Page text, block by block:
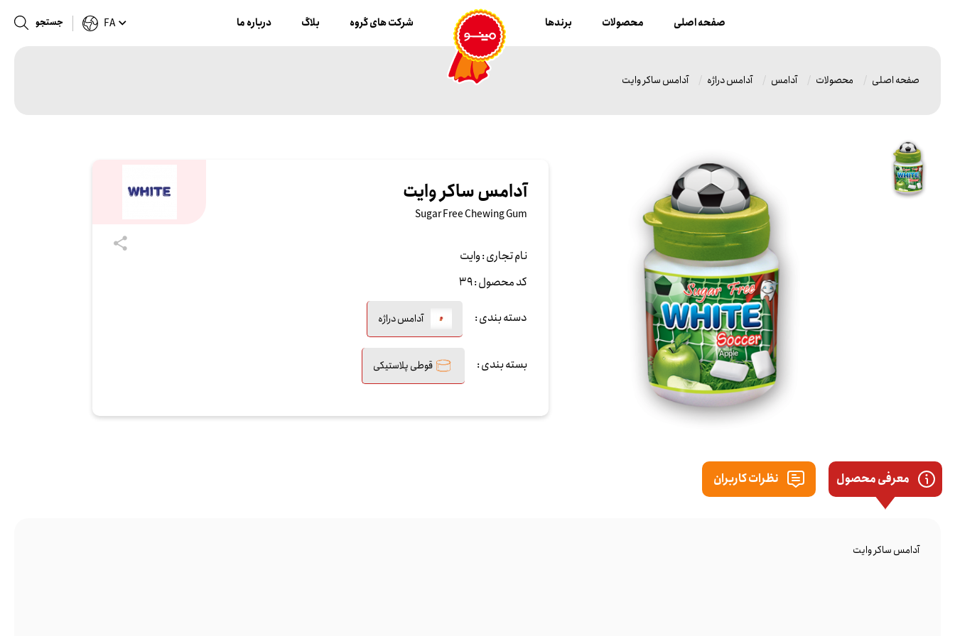
صفحه اصلی محصولات برندها شرکت های گروه بلاگ درباره ما FA جستجو
صفحه اصلی محصولات آدامس آدامس دراژه آدامس ساکر وایت
آدامس ساکر وایت
Sugar Free Chewing Gum
نام تجاری :وایت
کد محصول :39
دسته بندی : آدامس دراژه
بسته بندی : قوطی پلاستیکی
معرفی محصول نظرات کاربران
آدامس ساکر وایت